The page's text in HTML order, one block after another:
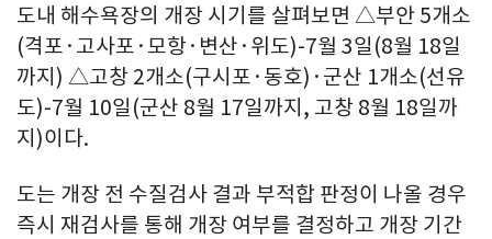
도내 해수욕장의 개장 시기를 살펴보면 △부안 5개소
(격포·고사포·모항·변산·위도)-7월 3일(8월 18일
까지) △고창 2개소(구시포·동호)·군산 1개소(선유
도)-7월 10일(군산 8월 17일까지, 고창 8월 18일까
지)이다.
도는 개장 전 수질검사 결과 부적합 판정이 나올 경우
즉시 재검사를 통해 개장 여부를 결정하고 개장 기간